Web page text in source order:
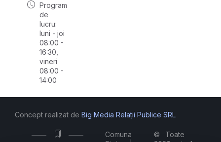
Program
de
lucru:
luni - joi
08:00 -
16:30,
vineri
08:00 -
14:00
Comuna
©
Toate
Concept realizat de Big Media Relații Publice SRL